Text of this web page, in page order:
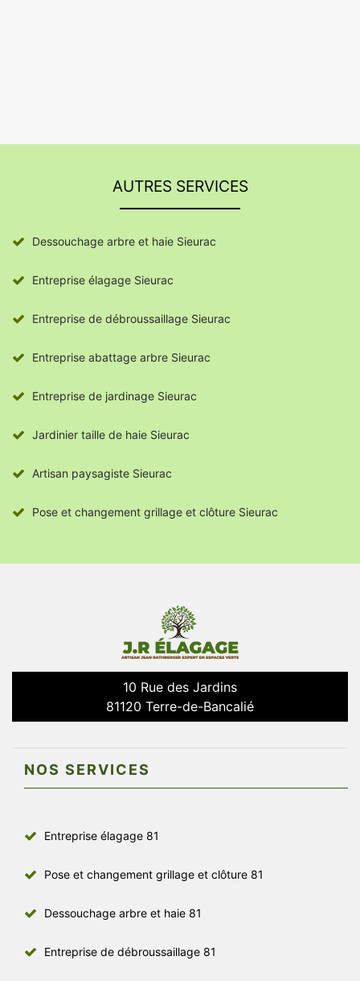
AUTRES SERVICES
Dessouchage arbre et haie Sieurac
Entreprise élagage Sieurac
Entreprise de débroussaillage Sieurac
Entreprise abattage arbre Sieurac
Entreprise de jardinage Sieurac
Jardinier taille de haie Sieurac
Artisan paysagiste Sieurac
Pose et changement grillage et clôture Sieurac
10 Rue des Jardins
81120 Terre-de-Bancalié
NOS SERVICES
Entreprise élagage 81
Pose et changement grillage et clôture 81
Dessouchage arbre et haie 81
Entreprise de débroussaillage 81